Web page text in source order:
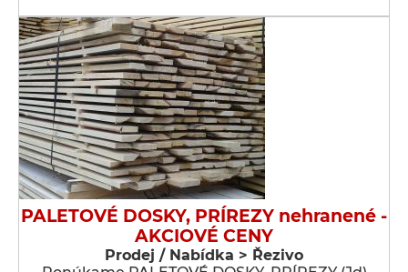
PALETOVÉ DOSKY, PRÍREZY nehranené -
AKCIOVÉ CENY
Prodej / Nabídka > Řezivo